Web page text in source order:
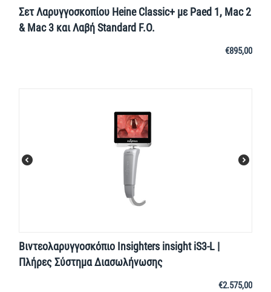
Σετ Λαρυγγοσκοπίου Heine Classic+ με Paed 1, Mac 2
& Mac 3 και Λαβή Standard F.O.
€895,00
Βιντεολαρυγγοσκόπιο Insighters insight iS3-L |
Πλήρες Σύστημα Διασωλήνωσης
€2.575,00